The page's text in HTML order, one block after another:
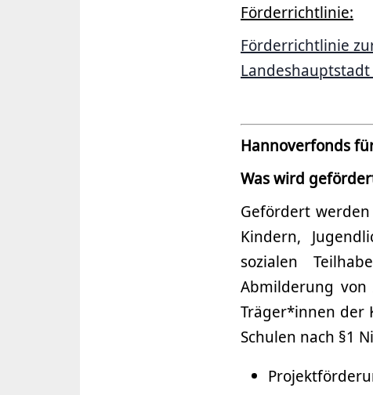
Förderrichtlinie:
Förderrichtlinie
Hannoverfonds
Was wird
Gefördert
Kindern,
sozialen
Abmilderung
Träger*innen der
Schulen nach §1